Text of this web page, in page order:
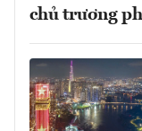
chủ trương